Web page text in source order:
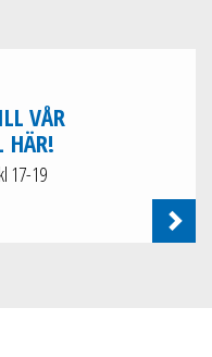
VÅR
HÄR!
17-19